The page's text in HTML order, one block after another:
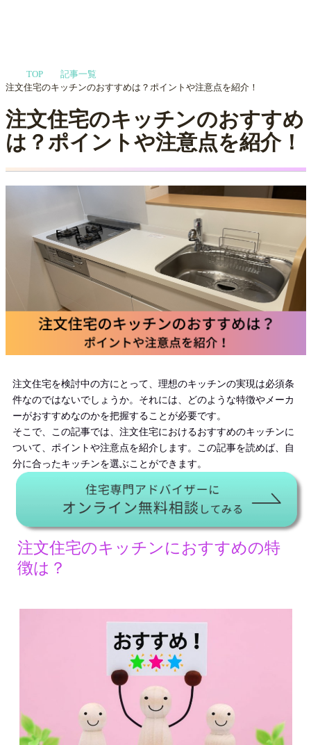
TOP
記事一覧
注文住宅のキッチンのおすすめは？ポイントや注意点を紹介！
注文住宅のキッチンのおすすめ
は？ポイントや注意点を紹介！
注文住宅を検討中の方にとって、理想のキッチンの実現は必須条
件なのではないでしょうか。それには、どのような特徴やメーカ
ーがおすすめなのかを把握することが必要です。
そこで、この記事では、注文住宅におけるおすすめのキッチンに
ついて、ポイントや注意点を紹介します。この記事を読めば、自
分に合ったキッチンを選ぶことができます。
注文住宅のキッチンにおすすめの特
徴は？